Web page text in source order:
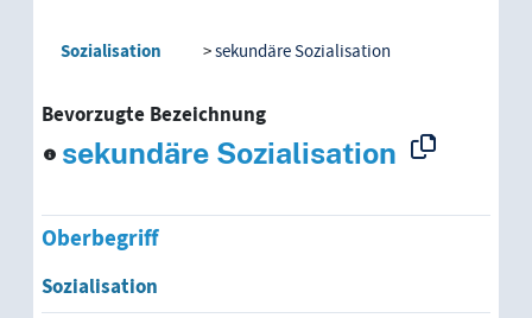
Sozialisation sekundäre Sozialisation
Bevorzugte Bezeichnung
sekundäre Sozialisation
Oberbegriff
Sozialisation